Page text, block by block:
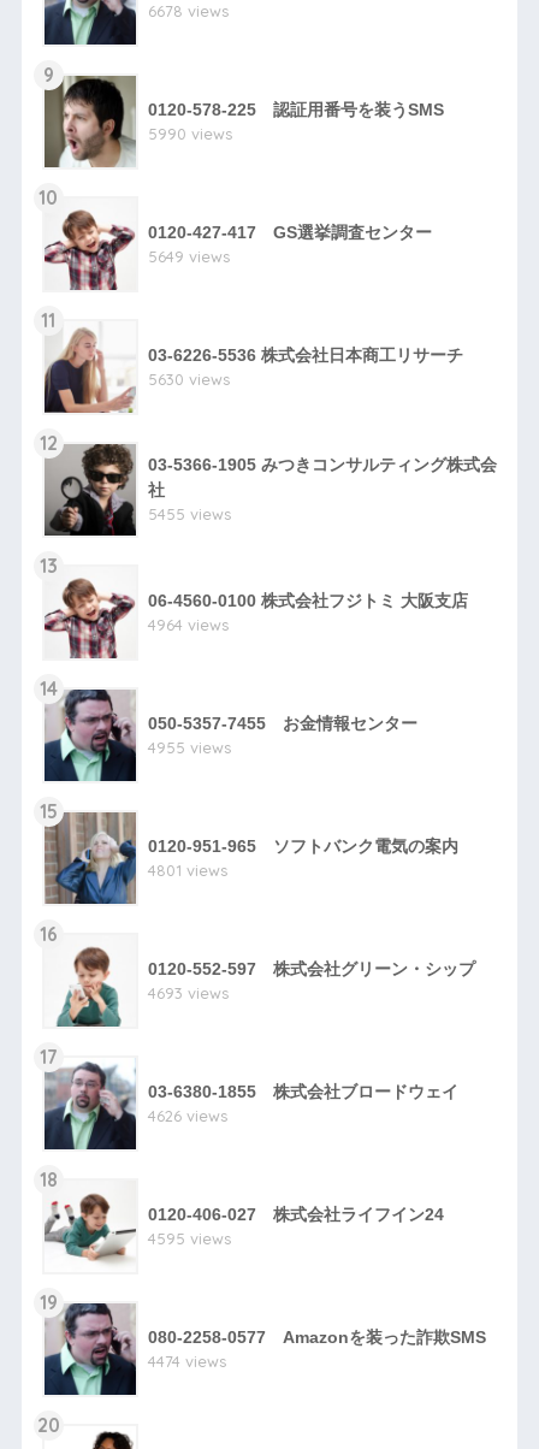
6678 views
9
0120-578-225 認証用番号を装うSMS
5990 views
10
0120-427-417 GS選挙調査センター
5649 views
11
03-6226-5536 株式会社日本商工リサーチ
5630 views
12
03-5366-1905 みつきコンサルティング株式会
社
5455 views
13
06-4560-0100 株式会社フジトミ 大阪支店
4964 views
14
050-5357-7455 お金情報センター
4955 views
15
0120-951-965 ソフトバンク電気の案内
4801 views
16
0120-552-597 株式会社グリーン・シップ
4693 views
17
03-6380-1855 株式会社ブロードウェイ
4626 views
18
0120-406-027 株式会社ライフイン24
4595 views
19
080-2258-0577 Amazonを装った詐欺SMS
4474 views
20